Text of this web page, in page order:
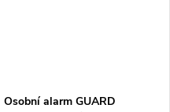
Osobní alarm GUARD